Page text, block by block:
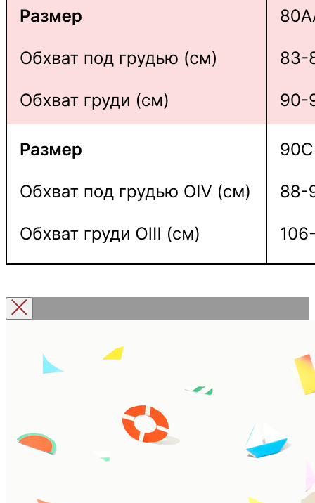
Политика конфиденциальности
Договор оферта
Разработка сайта
Аксессуары